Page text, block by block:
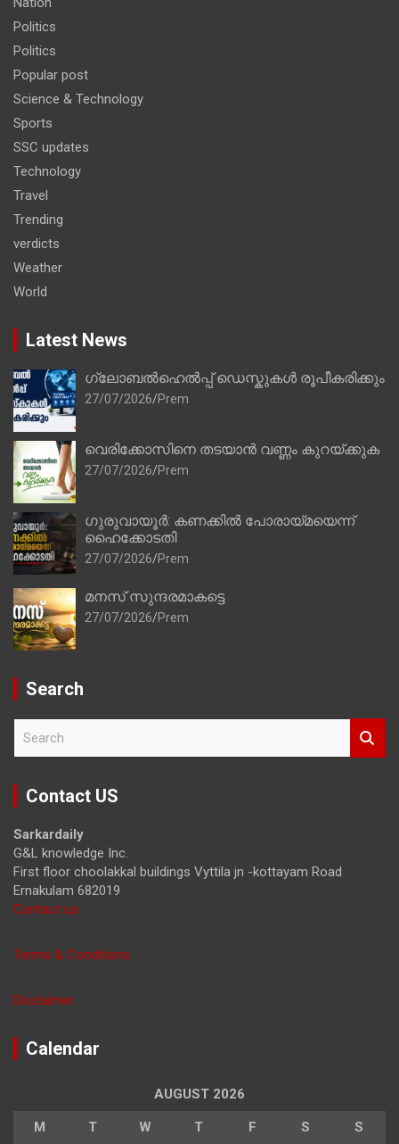
Politics
Politics
Popular post
Science & Technology
Sports
SSC updates
Technology
Travel
Trending
verdicts
Weather
World
Latest News
ഗ്ലോബൽഹെൽപ്പ് ഡെസ്കുകൾ രൂപീകരിക്കും
27/07/2026 Prem
വെരിക്കോസിനെ തടയാൻ വണ്ണം കുറയ്ക്കുക
27/07/2026 Prem
ഗുരുവായൂർ: കണക്കിൽ പോരായ്മയെന്ന്
ഹൈക്കോടതി
27/07/2026 Prem
മനസ് സുന്ദരമാകട്ടെ
27/07/2026 Prem
Search
r
Contact US
Sarkardaily
G&L knowledge Inc.
First floor choolakkal buildings Vyttila jn -kottayam Road
Ernakulam 682019
Contact us
Terms & Conditions
Disclaimer
Calendar
AUGUST 2026
M T W T F S S